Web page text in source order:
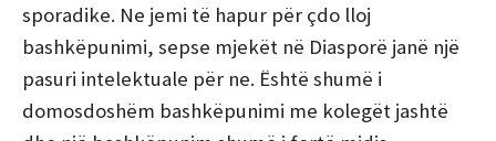
sporadike. Ne jemi të hapur për çdo lloj
bashkëpunimi, sepse mjekët në Diasporë janë një
pasuri intelektuale për ne. Është shumë i
domosdoshëm bashkëpunimi me kolegët jashtë